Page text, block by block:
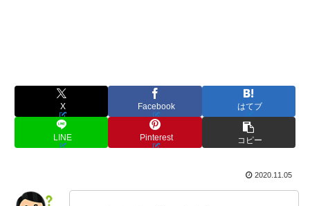
X Facebook はてブ
LINE Pinterest コピー
2020.11.05